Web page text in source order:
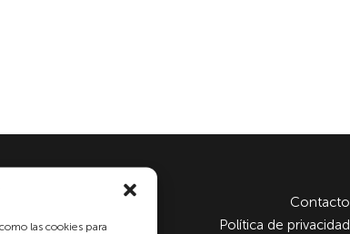
las cookies para
Contacto
Política de privacidad